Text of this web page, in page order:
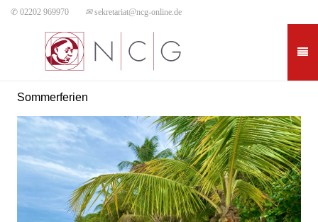
✆ 02202 969970 ✉sekretariat@ncg-online.de
Sommerferien